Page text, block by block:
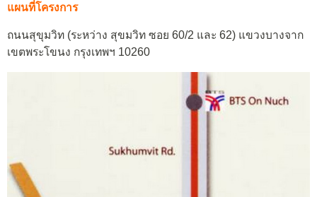
แผนที่โครงการ
ถนนสุขุมวิท (ระหว่าง สุขมวิท ซอย 60/2 และ 62) แขวงบางจาก
เขตพระโขนง กรุงเทพฯ 10260